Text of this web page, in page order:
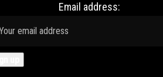
Email address: